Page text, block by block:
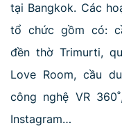
tại Bangkok. Các
tổ chức gồm có:
đền thờ Trimurti,
Love Room, cầu
công nghệ VR
Instagram…